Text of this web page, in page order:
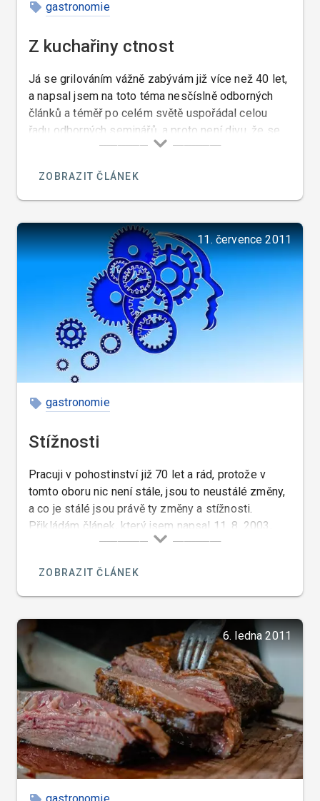
gastronomie
Z kuchařiny ctnost
Já se grilováním vážně zabývám již více než 40 let,
a napsal jsem na toto téma nesčíslně odborných
článků a téměř po celém světě uspořádal celou
řadu odborných seminářů, a proto není divu, že se
mě tolik lidí ptá na názor na pořad pana Pohlreicha
ukrdený, ale to že ze všech kuchařů kteří nejsou
sprostí jako on a kteří nemají komediantské vlohy,
ZOBRAZIT ČLÁNEK
11. července 2011
gastronomie
Stížnosti
Pracuji v pohostinství již 70 let a rád, protože v
tomto oboru nic není stále, jsou to neustálé změny,
a co je stálé jsou právě ty změny a stížnosti.
Přikládám článek, který jsem napsal 11. 8. 2003,
který je toho důkazem…
ZOBRAZIT ČLÁNEK
6. ledna 2011